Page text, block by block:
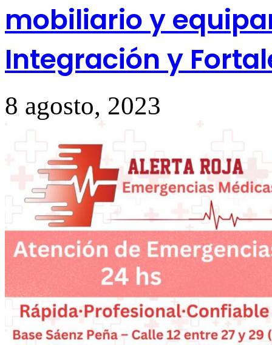
mobiliario y
Integración y
8 agosto, 2023